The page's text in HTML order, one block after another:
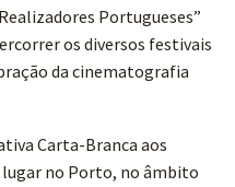
Portugueses”
os diversos festivais
da cinematografia
Carta-Branca aos
no Porto, no âmbito